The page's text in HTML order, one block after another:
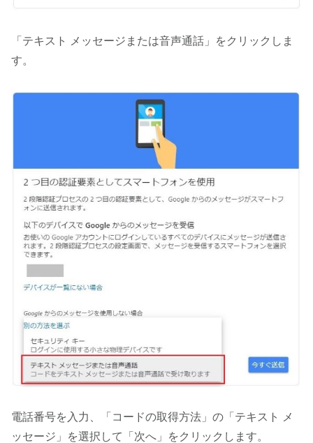
「テキスト メッセージまたは音声通話」をクリックしま
す。
電話番号を入力、「コードの取得方法」の「テキスト メ
ッセージ」を選択して「次へ」をクリックします。